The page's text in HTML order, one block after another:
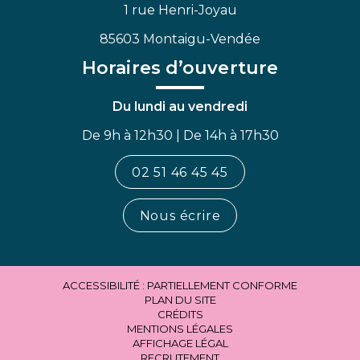
1 rue Henri-Joyau
85603 Montaigu-Vendée
Horaires d’ouverture
Du lundi au vendredi
De 9h à 12h30 | De 14h à 17h30
02 51 46 45 45
Nous écrire
ACCESSIBILITÉ : PARTIELLEMENT CONFORME
PLAN DU SITE
CRÉDITS
MENTIONS LÉGALES
AFFICHAGE LÉGAL